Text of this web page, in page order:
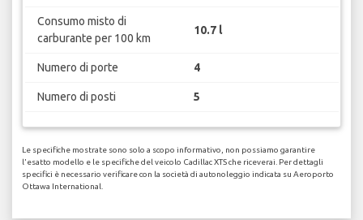
Consumo misto di
carburante per 100 km
10.7 l
Numero di porte 4
Numero di posti 5
Le specifiche mostrate sono solo a scopo informativo, non possiamo garantire
l'esatto modello e le specifiche del veicolo Cadillac XTS che riceverai. Per dettagli
specifici è necessario verificare con la società di autonoleggio indicata su Aeroporto
Ottawa International.